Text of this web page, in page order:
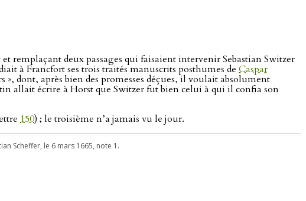
remplaçant deux passages qui faisaient intervenir Sebastian Switzer
à Francfort ses trois traités manuscrits posthumes de Caspar
», dont, après bien des promesses déçues, il voulait absolument
allait écrire à Horst que Switzer fut bien celui à qui il confia son
150) ; le troisième n’a jamais vu le jour.
Scheffer, le 6 mars 1665, note 1.